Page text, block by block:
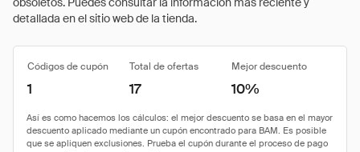
detallada en el sitio web de la tienda.
Códigos de cupón Total de ofertas Mejor descuento
1 17 10%